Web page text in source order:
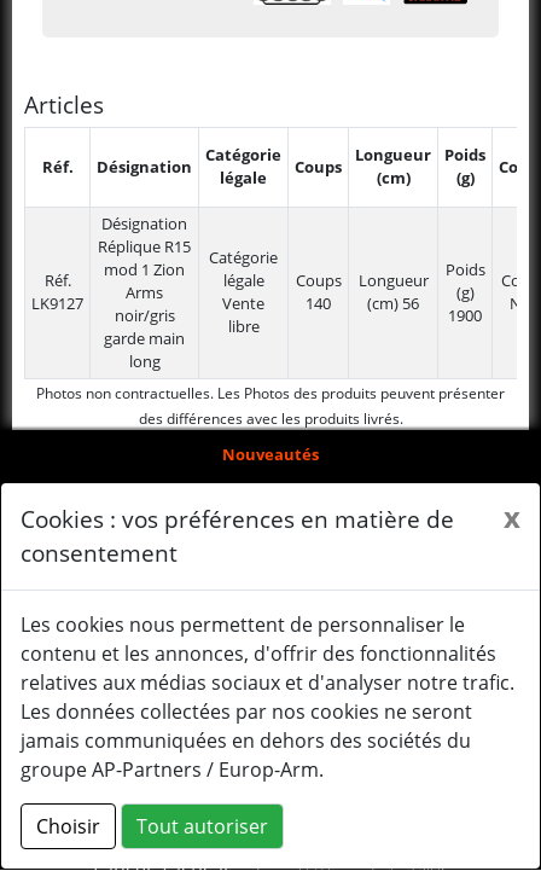
Articles
Réf. Désignation
Catégorie
légale
Coups
Longueur
(cm)
Poids
(g)
Réf.
LK9127
Désignation
Réplique R15
mod 1 Zion
Arms
noir/gris
garde main
long
Catégorie
légale
Vente
libre
Coups
140
Longueur
(cm) 56
Poids
(g)
1900
Noir
Photos non contractuelles. Les Photos des produits peuvent présenter
des différences avec les produits livrés.
Nouveautés
Gérer mes cookies
Le système Gearbox
Mail : contact@lancertactical.eu
Facebook Lancer Tactical Europe
Europe
Cookies : vos préférences en matière de
consentement
x
Les cookies nous permettent de personnaliser le
contenu et les annonces, d'offrir des fonctionnalités
relatives aux médias sociaux et d'analyser notre trafic.
Les données collectées par nos cookies ne seront
jamais communiquées en dehors des sociétés du
groupe AP-Partners / Europ-Arm.
Choisir Tout autoriser